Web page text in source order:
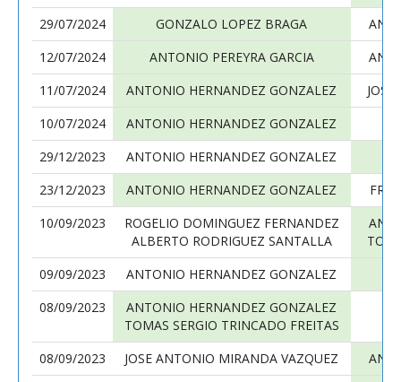
29/07/2024
GONZALO LOPEZ BRAGA
12/07/2024
ANTONIO PEREYRA GARCIA
11/07/2024
ANTONIO HERNANDEZ GONZALEZ
10/07/2024
ANTONIO HERNANDEZ GONZALEZ
29/12/2023
ANTONIO HERNANDEZ GONZALEZ
23/12/2023
ANTONIO HERNANDEZ GONZALEZ
10/09/2023
ROGELIO DOMINGUEZ FERNANDEZ
ALBERTO RODRIGUEZ SANTALLA
09/09/2023
ANTONIO HERNANDEZ GONZALEZ
08/09/2023
ANTONIO HERNANDEZ GONZALEZ
TOMAS SERGIO TRINCADO FREITAS
08/09/2023
JOSE ANTONIO MIRANDA VAZQUEZ